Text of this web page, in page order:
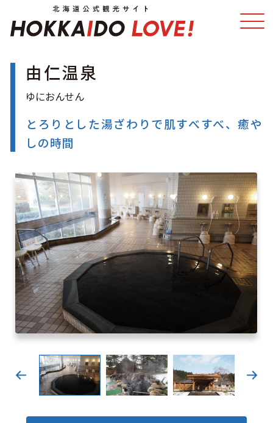
特集
温泉 イベント
モデルコース
グルメ 旅の予約
アクセス
キュンちゃんオンラインショップ
北海道はやわかり
旅のテーマで探す
7つの国立公園
由仁温泉
とろりとした湯ざわりで肌すべすべ、癒や
しの時間